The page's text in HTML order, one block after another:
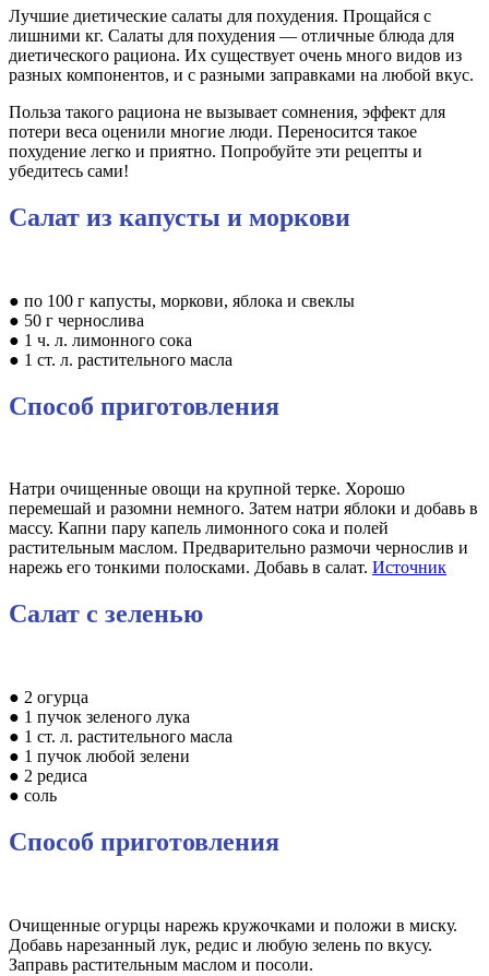
Лучшие диетические салаты для похудения. Прощайся с
лишними кг. Салаты для похудения — отличные блюда для
диетического рациона. Их существует очень много видов из
разных компонентов, и с разными заправками на любой вкус.
Польза такого рациона не вызывает сомнения, эффект для
потери веса оценили многие люди. Переносится такое
похудение легко и приятно. Попробуйте эти рецепты и
убедитесь сами!
Салат из капусты и моркови
● по 100 г капусты, моркови, яблока и свеклы
● 50 г чернослива
● 1 ч. л. лимонного сока
● 1 ст. л. растительного масла
Способ приготовления
Натри очищенные овощи на крупной терке. Хорошо
перемешай и разомни немного. Затем натри яблоки и добавь в
массу. Капни пару капель лимонного сока и полей
растительным маслом. Предварительно размочи чернослив и
нарежь его тонкими полосками. Добавь в салат. Источник
Салат с зеленью
● 2 огурца
● 1 пучок зеленого лука
● 1 ст. л. растительного масла
● 1 пучок любой зелени
● 2 редиса
● соль
Способ приготовления
Очищенные огурцы нарежь кружочками и положи в миску.
Добавь нарезанный лук, редис и любую зелень по вкусу.
Заправь растительным маслом и посоли.